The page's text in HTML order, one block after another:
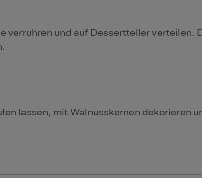
verrühren und auf Dessertteller verteilen.
lassen, mit Walnusskernen dekorieren